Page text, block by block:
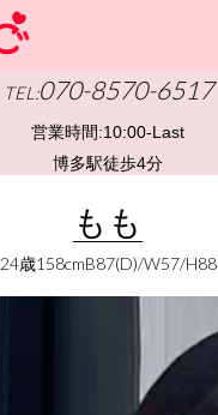
TEL:070-8570-6517
営業時間:10:00-Last
博多駅徒歩4分
もも
24歳158cmB87(D)/W57/H88